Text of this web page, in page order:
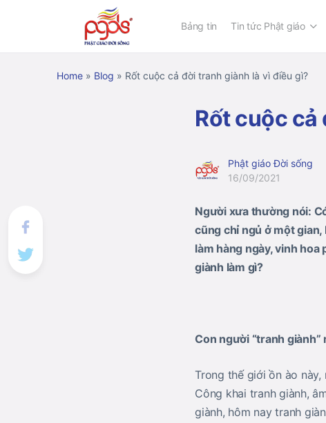
Bảng tin Tin tức Phật giáo
Home » Blog » Rốt cuộc cả đời tranh giành là vì điều gì?
Rốt cuộc cả
Phật giáo Đời sống
16/09/2021
Người xưa thường nói:
cũng chỉ ngủ ở một
làm hàng ngày, vinh
giành làm gì?
Con người “tranh
Trong thế giới ồn ào
Công khai tranh giành,
giành, hôm nay tranh